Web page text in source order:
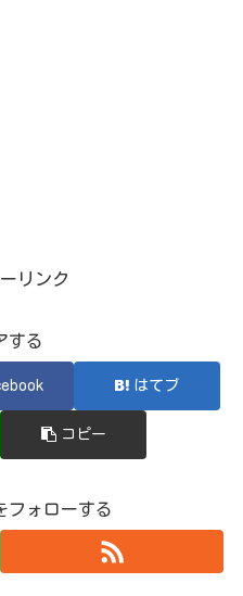
リンク
する
はてブ
コピー
フォローする